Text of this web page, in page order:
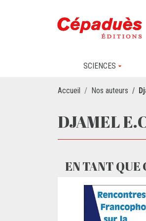
SCIENCES
Accueil Nos auteurs
DJAMEL
EN TANT